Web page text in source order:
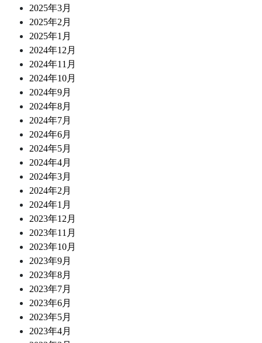
2025年3月
2025年2月
2025年1月
2024年12月
2024年11月
2024年10月
2024年9月
2024年8月
2024年7月
2024年6月
2024年5月
2024年4月
2024年3月
2024年2月
2024年1月
2023年12月
2023年11月
2023年10月
2023年9月
2023年8月
2023年7月
2023年6月
2023年5月
2023年4月